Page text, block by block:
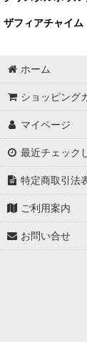
ザフィアチャイム
ホーム
ショッピング
マイページ
最近チェック
特定商取引法
ご利用案内
お問い合せ